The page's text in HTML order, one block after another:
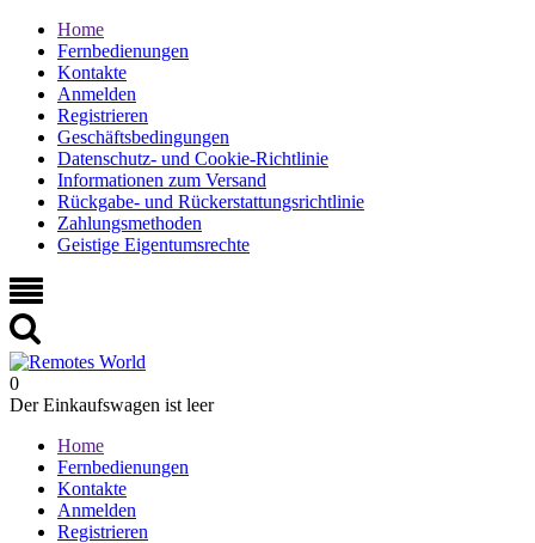
Home
Fernbedienungen
Kontakte
Anmelden
Registrieren
Geschäftsbedingungen
Datenschutz- und Cookie-Richtlinie
Informationen zum Versand
Rückgabe- und Rückerstattungsrichtlinie
Zahlungsmethoden
Geistige Eigentumsrechte
0
Der Einkaufswagen ist leer
Home
Fernbedienungen
Kontakte
Anmelden
Registrieren